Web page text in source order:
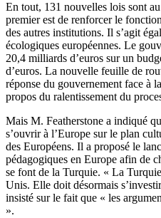
En tout, 131 nouvelles lois sont
premier est de renforcer le
des autres institutions. Il s’agit
écologiques européennes. Le
20,4 milliards d’euros sur un
d’euros. La nouvelle feuille de
réponse du gouvernement face à
propos du ralentissement du
Mais M. Featherstone a indiqué
s’ouvrir à l’Europe sur le plan
des Européens. Il a proposé le
pédagogiques en Europe afin de
se font de la Turquie. « La
Unis. Elle doit désormais
insisté sur le fait que « les
».